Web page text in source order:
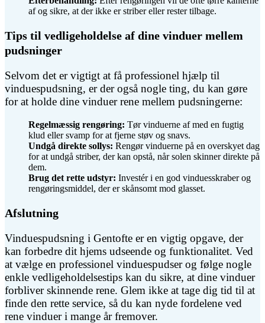
af og sikre, at der ikke er striber eller rester tilbage.
Tips til vedligeholdelse af dine vinduer mellem
pudsninger
Selvom det er vigtigt at få professionel hjælp til
vinduespudsning, er der også nogle ting, du kan gøre
for at holde dine vinduer rene mellem pudsningerne:
Regelmæssig rengøring: Tør vinduerne af med en fugtig
klud eller svamp for at fjerne støv og snavs.
Undgå direkte sollys: Rengør vinduerne på en overskyet dag
for at undgå striber, der kan opstå, når solen skinner direkte på
dem.
Brug det rette udstyr: Investér i en god vinduesskraber og
rengøringsmiddel, der er skånsomt mod glasset.
Afslutning
Vinduespudsning i Gentofte er en vigtig opgave, der
kan forbedre dit hjems udseende og funktionalitet. Ved
at vælge en professionel vinduespudser og følge nogle
enkle vedligeholdelsestips kan du sikre, at dine vinduer
forbliver skinnende rene. Glem ikke at tage dig tid til at
finde den rette service, så du kan nyde fordelene ved
rene vinduer i mange år fremover.